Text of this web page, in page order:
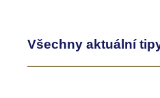
Všechny aktuální